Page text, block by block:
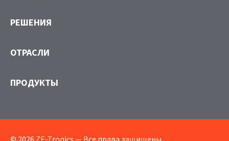
РЕШЕНИЯ
ОТРАСЛИ
ПРОДУКТЫ